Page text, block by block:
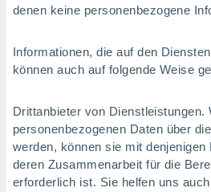
denen keine personenbezogene
Informationen, die auf den
können auch auf folgende Weise
Drittanbieter von Dienstleistungen.
personenbezogenen Daten über
werden, können sie mit denjenigen
deren Zusammenarbeit für die
erforderlich ist. Sie helfen uns